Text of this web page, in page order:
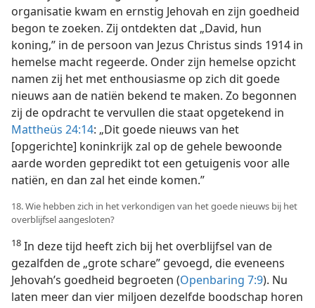
organisatie kwam en ernstig Jehovah en zijn goedheid
begon te zoeken. Zij ontdekten dat „David, hun
koning,” in de persoon van Jezus Christus sinds 1914 in
hemelse macht regeerde. Onder zijn hemelse opzicht
namen zij het met enthousiasme op zich dit goede
nieuws aan de natiën bekend te maken. Zo begonnen
zij de opdracht te vervullen die staat opgetekend in
Mattheüs 24:14: „Dit goede nieuws van het
[opgerichte] koninkrijk zal op de gehele bewoonde
aarde worden gepredikt tot een getuigenis voor alle
natiën, en dan zal het einde komen.”
18. Wie hebben zich in het verkondigen van het goede nieuws bij het
overblijfsel aangesloten?
18 In deze tijd heeft zich bij het overblijfsel van de
gezalfden de „grote schare” gevoegd, die eveneens
Jehovah’s goedheid begroeten (Openbaring 7:9). Nu
laten meer dan vier miljoen dezelfde boodschap horen